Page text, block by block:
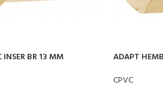
BR 13 MM
ADAPT
CPVC